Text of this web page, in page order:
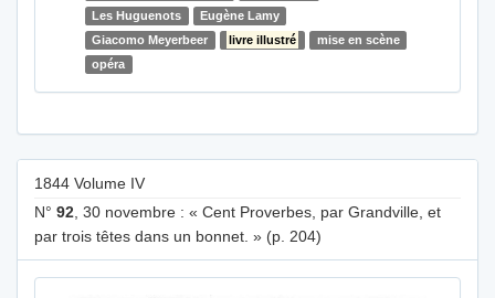
Les Huguenots
Eugène Lamy
Giacomo Meyerbeer
livre illustré
mise en scène
opéra
1844 Volume IV
N° 92 , 30 novembre : « Cent Proverbes, par Grandville, et
par trois têtes dans un bonnet. » (p. 204)